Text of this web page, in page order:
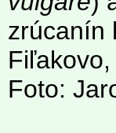
zrúcanín
Foto: